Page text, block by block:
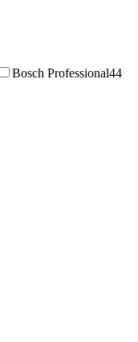
Bosch Professional44